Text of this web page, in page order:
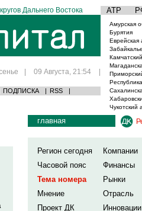
Дальнего Востока АТР
| 09 Августа, 21:54 |
ПОДПИСКА | RSS |
Амурская
Бурятия
Еврейская
Чукотский
главная
Регион сегодня
Компании
Часовой пояс
Финансы
Тема номера
Рынки
Мнение
Отрасль
Проект ДК
Инновации